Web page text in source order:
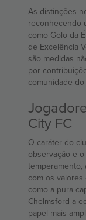
As distinções
reconhecendo
como Golo da
de Excelência
são medidas
por
comunidade
City FC
O caráter do
observação e
temperamento,
com os
como a pura
Chelmsford a
papel mais